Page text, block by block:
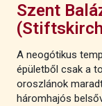
Szent
A neogótikus
épületből csak a
oroszlánok
háromhajós